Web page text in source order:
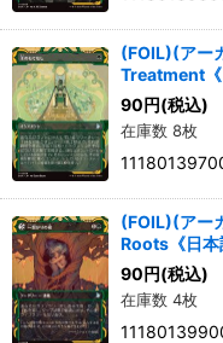
(FOIL)(アー
Treatment《
90円(税込)
在庫数 8枚
(FOIL)(アー
Roots《日本
90円(税込)
在庫数 4枚